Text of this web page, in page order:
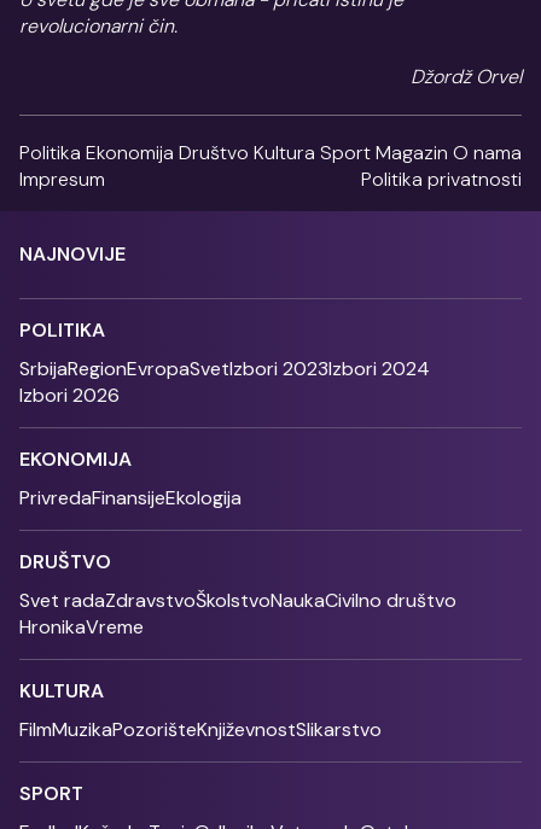
revolucionarni čin.
Džordž Orvel
Politika Ekonomija Društvo Kultura SportMagazin O nama
Impresum
Politika privatnosti
NAJNOVIJE
POLITIKA
SrbijaRegionEvropaSvetIzbori 2023Izbori 2024
Izbori 2026
EKONOMIJA
PrivredaFinansijeEkologija
DRUŠTVO
Svet radaZdravstvoŠkolstvoNaukaCivilno društvo
HronikaVreme
KULTURA
FilmMuzikaPozorišteKnjiževnostSlikarstvo
SPORT